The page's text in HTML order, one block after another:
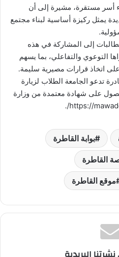
أسر مستقرة، مشيرة إلى أن
يمثل ركيزة أساسية لبناء مجتمع
إلى المشاركة في هذه
التوعوي والتفاعلي، بما يسهم
اتخاذ قرارات مصيرية سليمة.
تدعو الجامعة الطلاب لزيارة
على شهادة معتمدة من وزارة
بوابة القاطرة
القاطرة
موقع القاطرة